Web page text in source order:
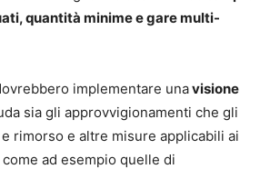
quantità minime e gare multi-
implementare unavisione
sia gli approvvigionamenti che gli
rimorso e altre misure applicabili ai
ad esempio quelle di